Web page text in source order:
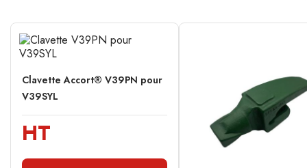
Clavette Accort® V39PN pour
V39SYL
HT